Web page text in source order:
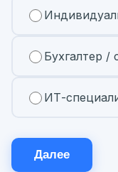
Бухгалтер /
ИТ-
Далее